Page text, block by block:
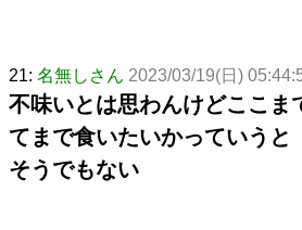
21: 名無しさん 2023/03/19(日)
不味いとは思わんけどここま
てまで食いたいかっていうと
そうでもない